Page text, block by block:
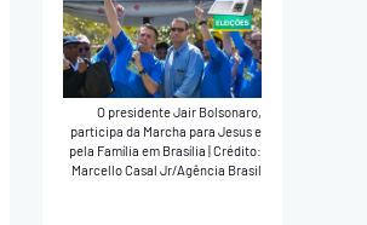
O presidente Jair Bolsonaro,
participa da Marcha para Jesus e
pela Família em Brasília Crédito:
Marcello Casal Jr/Agência Brasil